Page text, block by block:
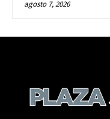
agosto 7, 2026